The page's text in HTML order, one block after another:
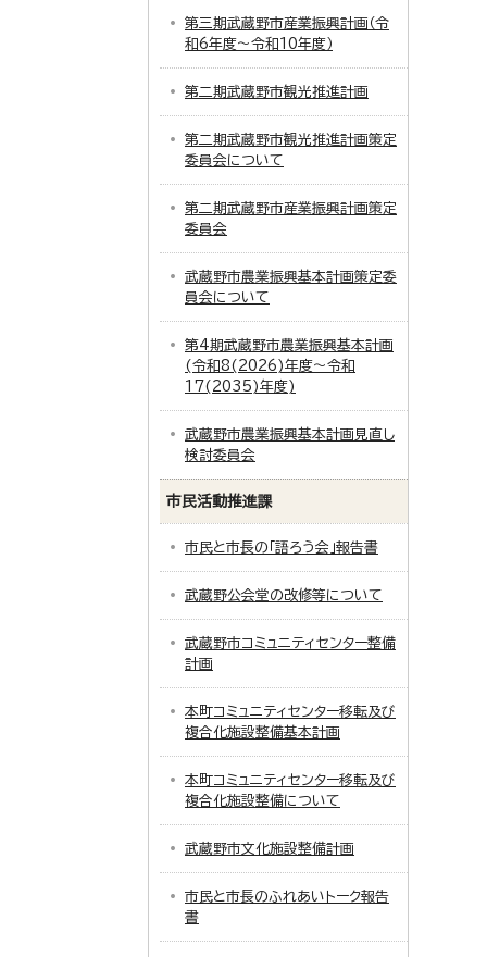
第三期武蔵野市産業振興計画（令
和6年度～令和10年度）
第二期武蔵野市観光推進計画
第二期武蔵野市観光推進計画策定
委員会について
第二期武蔵野市産業振興計画策定
委員会
武蔵野市農業振興基本計画策定委
員会について
第4期武蔵野市農業振興基本計画
(令和8(2026)年度～令和
17(2035)年度)
武蔵野市農業振興基本計画見直し
検討委員会
市民活動推進課
市民と市長の「語ろう会」報告書
武蔵野公会堂の改修等について
武蔵野市コミュニティセンター整備
計画
本町コミュニティセンター移転及び
複合化施設整備基本計画
本町コミュニティセンター移転及び
複合化施設整備について
武蔵野市文化施設整備計画
市民と市長のふれあいトーク報告
書